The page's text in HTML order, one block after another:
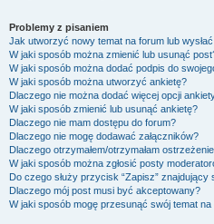
Problemy z pisaniem
Jak utworzyć nowy temat na forum lub
W jaki sposób można zmienić lub usunąć
W jaki sposób można dodać podpis do
W jaki sposób można utworzyć ankietę?
Dlaczego nie można dodać więcej opcji
W jaki sposób zmienić lub usunąć ankietę?
Dlaczego nie mam dostępu do forum?
Dlaczego nie mogę dodawać załączników?
Dlaczego otrzymałem/otrzymałam
W jaki sposób można zgłosić posty
Do czego służy przycisk “Zapisz”
Dlaczego mój post musi być akceptowany?
W jaki sposób mogę przesunąć swój temat